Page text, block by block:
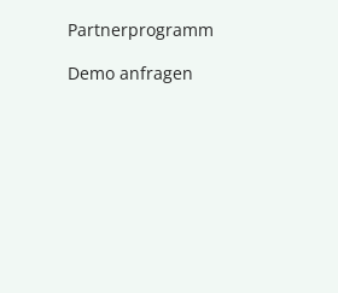
Partnerprogramm
Demo anfragen